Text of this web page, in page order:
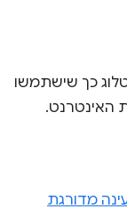
כך שישתמשו
האינטרנט.